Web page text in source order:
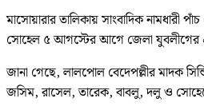
মাসোয়ারার তালিকায় সাংবাদিক নামধারী
সোহেল ৫ আগস্টের আগে জেলা যুবলীগের
জানা গেছে, লালপোল বেদেপল্লীর মাদক
জসিম, রাসেল, তারেক, বাবলু, দলু ও